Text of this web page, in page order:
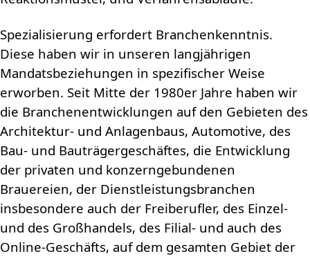
Spezialisierung erfordert Branchenkenntnis.
Diese haben wir in unseren langjährigen
Mandatsbeziehungen in spezifischer Weise
erworben. Seit Mitte der 1980er Jahre haben wir
die Branchenentwicklungen auf den Gebieten des
Architektur- und Anlagenbaus, Automotive, des
Bau- und Bauträgergeschäftes, die Entwicklung
der privaten und konzerngebundenen
Brauereien, der Dienstleistungsbranchen
insbesondere auch der Freiberufler, des Einzel-
und des Großhandels, des Filial- und auch des
Online-Geschäfts, auf dem gesamten Gebiet der